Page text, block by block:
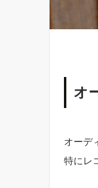
オ
オーデ
特にレ